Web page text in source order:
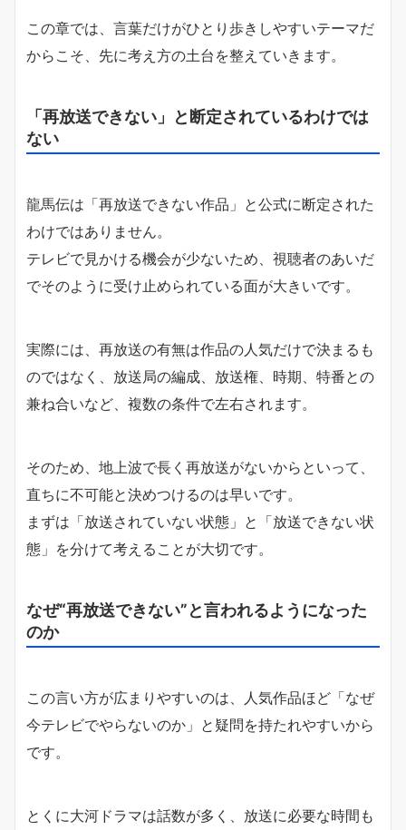
この章では、言葉だけがひとり歩きしやすいテーマだ
からこそ、先に考え方の土台を整えていきます。
「再放送できない」と断定されているわけでは
ない
龍馬伝は「再放送できない作品」と公式に断定された
わけではありません。
テレビで見かける機会が少ないため、視聴者のあいだ
でそのように受け止められている面が大きいです。
実際には、再放送の有無は作品の人気だけで決まるも
のではなく、放送局の編成、放送権、時期、特番との
兼ね合いなど、複数の条件で左右されます。
そのため、地上波で長く再放送がないからといって、
直ちに不可能と決めつけるのは早いです。
まずは「放送されていない状態」と「放送できない状
態」を分けて考えることが大切です。
なぜ“再放送できない”と言われるようになった
のか
この言い方が広まりやすいのは、人気作品ほど「なぜ
今テレビでやらないのか」と疑問を持たれやすいから
です。
とくに大河ドラマは話数が多く、放送に必要な時間も